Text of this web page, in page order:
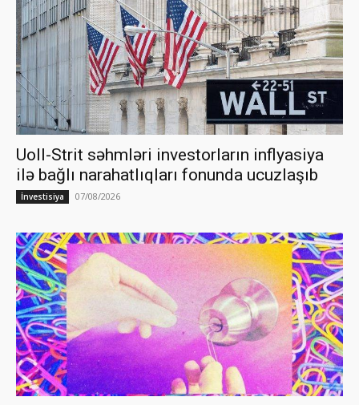
Uoll-Strit səhmləri investorların inflyasiya
ilə bağlı narahatlıqları fonunda ucuzlaşıb
İnvestisiya 07/08/2026